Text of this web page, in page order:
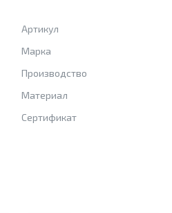
Артикул
Марка
Производство
Материал
Сертификат